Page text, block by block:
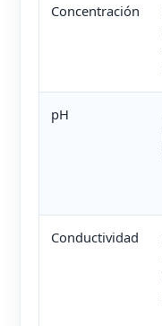
Concentración
pH
Conductividad